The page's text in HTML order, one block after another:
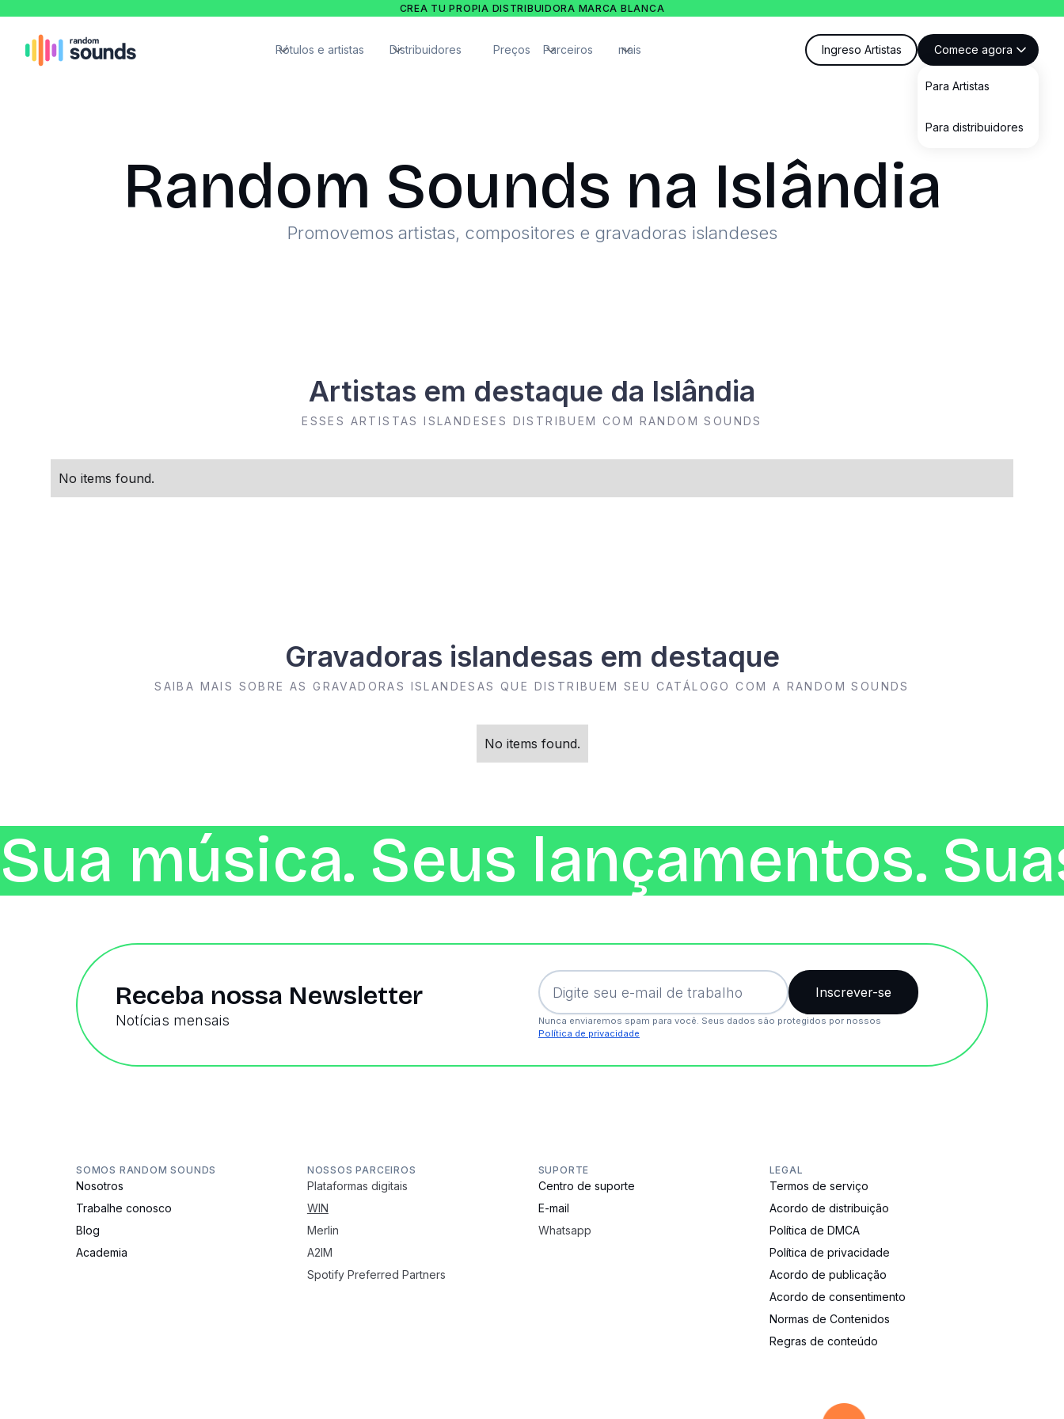
CREA TU PROPIA DISTRIBUIDORA MARCA BLANCA
Rótulos e artistas Distribuidores Preços Parceiros mais Ingreso Artistas Comece agora
Para Artistas
Para distribuidores
Random Sounds na Islândia
Promovemos artistas, compositores e gravadoras islandeses
Artistas em destaque da Islândia
ESSES ARTISTAS ISLANDESES DISTRIBUEM COM RANDOM SOUNDS
No items found.
Gravadoras islandesas em destaque
SAIBA MAIS SOBRE AS GRAVADORAS ISLANDESAS QUE DISTRIBUEM SEU CATÁLOGO COM A RANDOM SOUNDS
No items found.
Sua música. Seus lançamentos.
Receba nossa Newsletter
Notícias mensais
Nunca enviaremos spam para você. Seus dados são protegidos por nossos
Política de privacidade
SOMOS RANDOM SOUNDS
Nosotros
Trabalhe conosco
Blog
Academia
NOSSOS PARCEIROS
Plataformas digitais
WIN
Merlin
A2IM
Spotify Preferred Partners
SUPORTE
Centro de suporte
E-mail
Whatsapp
LEGAL
Termos de serviço
Acordo de distribuição
Política de DMCA
Política de privacidade
Acordo de publicação
Acordo de consentimento
Normas de Contenidos
Regras de conteúdo